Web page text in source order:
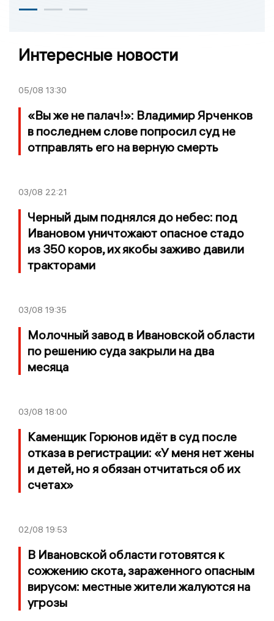
Интересные новости
05/08 13:30
«Вы же не палач!»: Владимир Ярченков
в последнем слове попросил суд не
отправлять его на верную смерть
03/08 22:21
Черный дым поднялся до небес: под
Ивановом уничтожают опасное стадо
из 350 коров, их якобы заживо давили
тракторами
03/08 19:35
Молочный завод в Ивановской области
по решению суда закрыли на два
месяца
03/08 18:00
Каменщик Горюнов идёт в суд после
отказа в регистрации: «У меня нет жены
и детей, но я обязан отчитаться об их
счетах»
02/08 19:53
В Ивановской области готовятся к
сожжению скота, зараженного опасным
вирусом: местные жители жалуются на
угрозы